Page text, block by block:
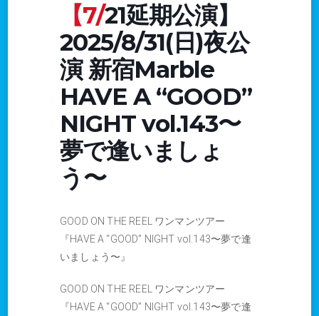
【7/21延期公演】
2025/8/31(日)夜公
演 新宿Marble
HAVE A “GOOD”
NIGHT vol.143〜
夢で逢いましょ
う〜
GOOD ON THE REEL ワンマンツアー
『HAVE A “GOOD” NIGHT vol.143〜夢で逢
いましょう〜』
GOOD ON THE REEL ワンマンツアー
『HAVE A “GOOD” NIGHT vol.143〜夢で逢